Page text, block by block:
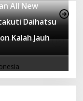
All New
Daihatsu
Kalah Jauh